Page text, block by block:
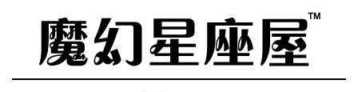
content